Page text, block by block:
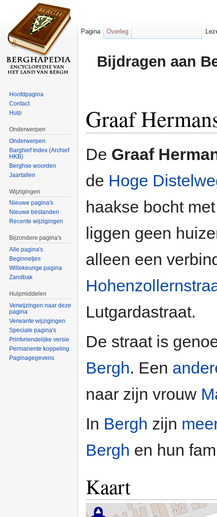
Bijdragen aan
Graaf
De Graaf
de Hoge
haakse bocht
liggen geen
alleen een
Lutgardastraat.
De straat is
Bergh. Een
naar zijn vrouw
In Bergh zijn
Bergh en hun
Kaart
Pagina Overleg
Hoofdpagina
Contact
Hulp
Onderwerpen
Onderwerpen
Barghief Index (Archief
HKB)
Berghse woorden
Jaartallen
Wijzigingen
Nieuwe pagina's
Nieuwe bestanden
Recente wijzigingen
Bijzondere pagina's
Alle pagina's
Beginnetjes
Willekeurige pagina
Zandbak
Hulpmiddelen
Verwijzingen naar deze
pagina
Verwante wijzigingen
Speciale pagina's
Printvriendelijke versie
Permanente koppeling
Paginagegevens